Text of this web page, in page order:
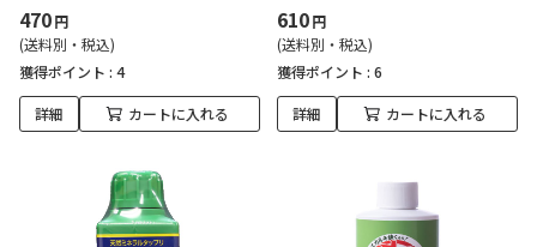
470円
(送料別・税込)
獲得ポイント : 4
詳細 カートに入れる
610円
(送料別・税込)
獲得ポイント : 6
詳細 カートに入れる